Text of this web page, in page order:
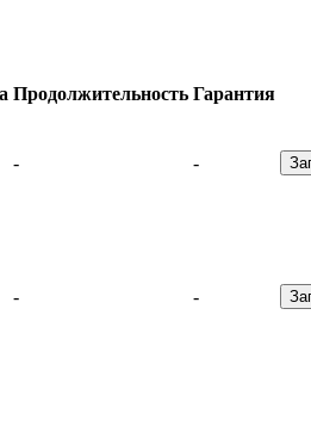
Продолжительность Гарантия
- -
- -